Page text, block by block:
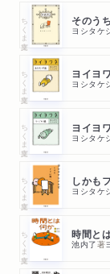
ちくま文庫 そのう
ヨシタケ
ちくま文庫 ヨイヨ
ヨシタケ
ちくま文庫 ヨイヨ
ヨシタケ
ちくま文庫 しかも
ヨシタケ
ちくま文庫 時間と
池内了著